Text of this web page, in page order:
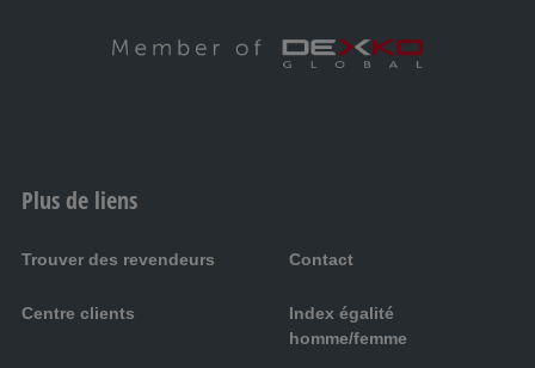
Plus de liens
Trouver des revendeurs Contact
Centre clients
Index égalité
homme/femme